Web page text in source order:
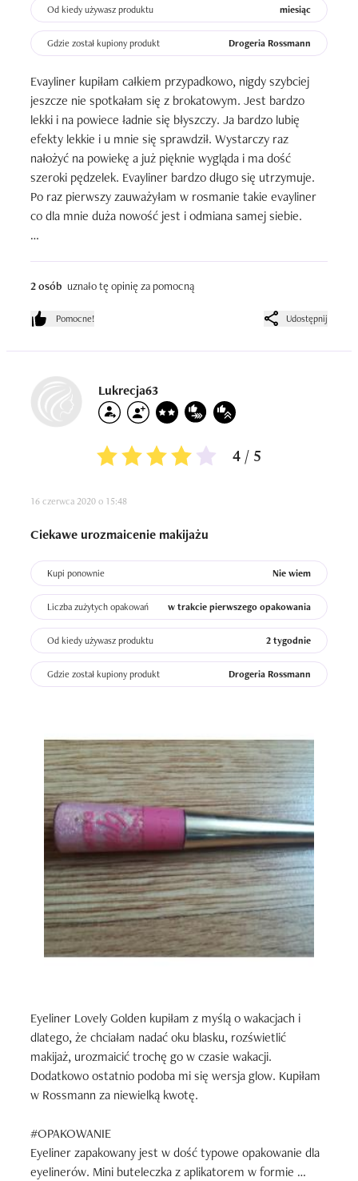
Od kiedy używasz produktu miesiąc
Gdzie został kupiony produkt Drogeria Rossmann
Evayliner kupiłam całkiem przypadkowo, nigdy szybciej
jeszcze nie spotkałam się z brokatowym. Jest bardzo
lekki i na powiece ładnie się błyszczy. Ja bardzo lubię
efekty lekkie i u mnie się sprawdził. Wystarczy raz
nałożyć na powiekę a już pięknie wygląda i ma dość
szeroki pędzelek. Evayliner bardzo długo się utrzymuje.
Po raz pierwszy zauważyłam w rosmanie takie evayliner
co dla mnie duża nowość jest i odmiana samej siebie.
-jakość
-piękny kolor złoty
-bardzo mała dostępność
2 osób uznało tę opinię za pomocną
Pomocne! Udostępnij
Lukrecja63
4 / 5
16 czerwca 2020 o 15:48
Ciekawe urozmaicenie makijażu
Kupi ponownie Nie wiem
Liczba zużytych opakowań w trakcie pierwszego opakowania
Od kiedy używasz produktu 2 tygodnie
Gdzie został kupiony produkt Drogeria Rossmann
Eyeliner Lovely Golden kupiłam z myślą o wakacjach i
dlatego, że chciałam nadać oku blasku, rozświetlić
makijaż, urozmaicić trochę go w czasie wakacji.
Dodatkowo ostatnio podoba mi się wersja glow. Kupiłam
w Rossmann za niewielką kwotę.
#OPAKOWANIE
Eyeliner zapakowany jest w dość typowe opakowanie dla
eyelinerów. Mini buteleczka z aplikatorem w formie